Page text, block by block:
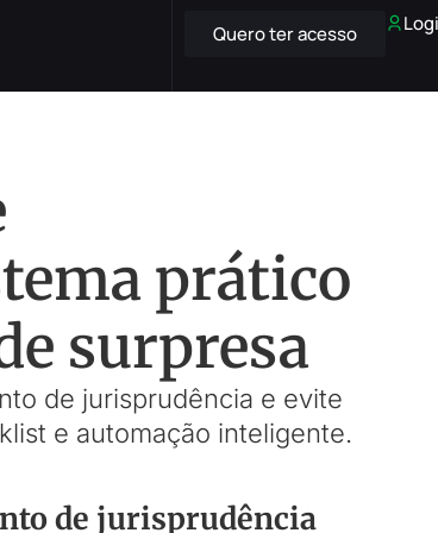
Quero ter acesso
prático
surpresa
de jurisprudência e evite
e automação inteligente.
de jurisprudência